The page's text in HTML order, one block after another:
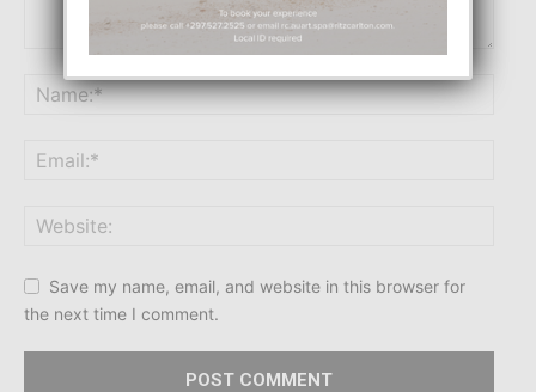
Save my name, email, and website in this browser for
the next time I comment.